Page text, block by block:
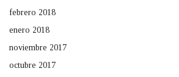
febrero 2018
enero 2018
noviembre 2017
octubre 2017